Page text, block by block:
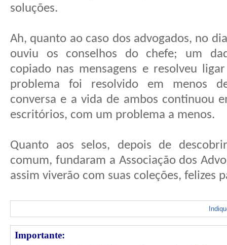
soluções.
Ah, quanto ao caso dos advogados, no
ouviu os conselhos do chefe; um
copiado nas mensagens e resolveu
problema foi resolvido em menos
conversa e a vida de ambos continuou
escritórios, com um problema a menos.
Quanto aos selos, depois de
comum, fundaram a Associação dos
assim viverão com suas coleções, felizes
Importante: